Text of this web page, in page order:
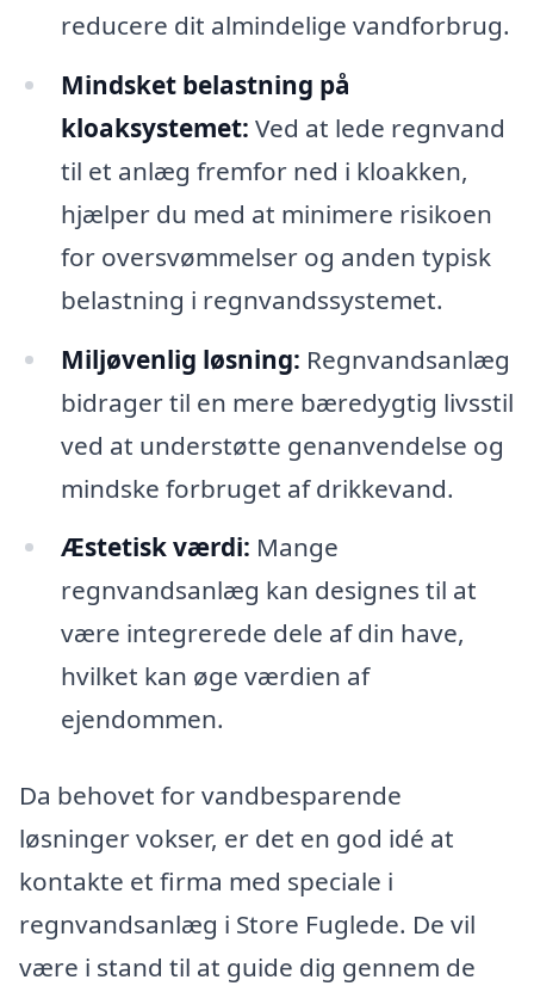
reducere dit almindelige vandforbrug.
Mindsket belastning på
kloaksystemet: Ved at lede regnvand
til et anlæg fremfor ned i kloakken,
hjælper du med at minimere risikoen
for oversvømmelser og anden typisk
belastning i regnvandssystemet.
Miljøvenlig løsning: Regnvandsanlæg
bidrager til en mere bæredygtig livsstil
ved at understøtte genanvendelse og
mindske forbruget af drikkevand.
Æstetisk værdi: Mange
regnvandsanlæg kan designes til at
være integrerede dele af din have,
hvilket kan øge værdien af
ejendommen.
Da behovet for vandbesparende
løsninger vokser, er det en god idé at
kontakte et firma med speciale i
regnvandsanlæg i Store Fuglede. De vil
være i stand til at guide dig gennem de